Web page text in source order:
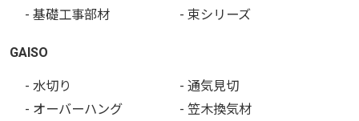
- 基礎工事部材
- 束シリーズ
GAISO
- 水切り
- 通気見切
- オーバーハング
- 笠木換気材